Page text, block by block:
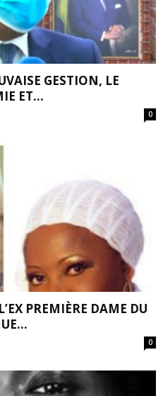
GESTION, LE
ET...
0
PREMIÈRE DAME DU
0